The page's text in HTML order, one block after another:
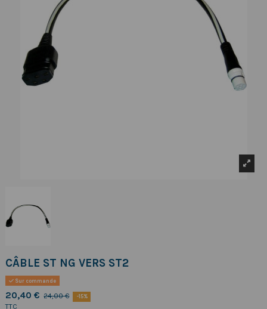
CÂBLE ST NG VERS ST2
Sur commande
20,40 € 24,00 € -15%
TTC